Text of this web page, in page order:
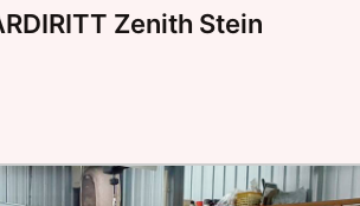
Zenith Stein